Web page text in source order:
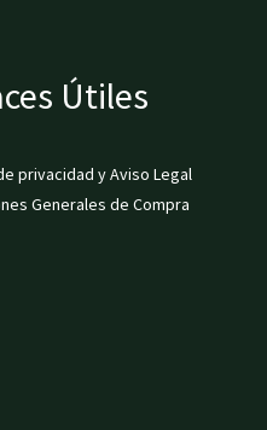
Útiles
privacidad y Aviso Legal
Generales de Compra